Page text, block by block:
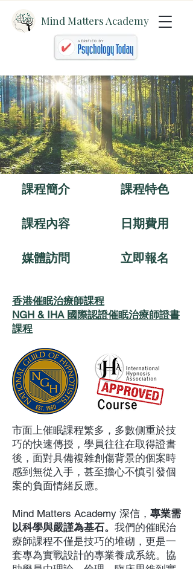
Mind Matters Academy
課程簡介
課程內容
媒體訪問
​課程特色
日期費用
立即報名
香港催眠治療師課程
NGH & IHA 國際認證催眠治療師證書
課程
市面上催眠課程繁多，多數側重於技
巧的快速傳授，學員往往在取得證書
後，面對具備複雜創傷背景的個案時
感到無從入手，甚至擔心不慎引發個
案的負面情緒反應。
Mind Matters Academy 深信， 專業需
以科學與嚴謹為基石。 我們的催眠治
療師課程不僅是技巧的堆砌，更是一
套專為實戰設計的專業養成系統。協